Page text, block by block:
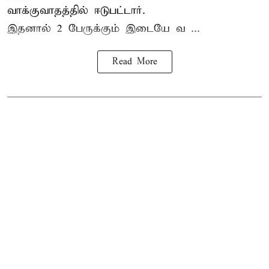
வாக்குவாதத்தில் ஈடுபட்டார்.
இதனால் 2 பேருக்கும் இடையே வ ...
Read More